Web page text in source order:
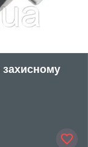
захисному